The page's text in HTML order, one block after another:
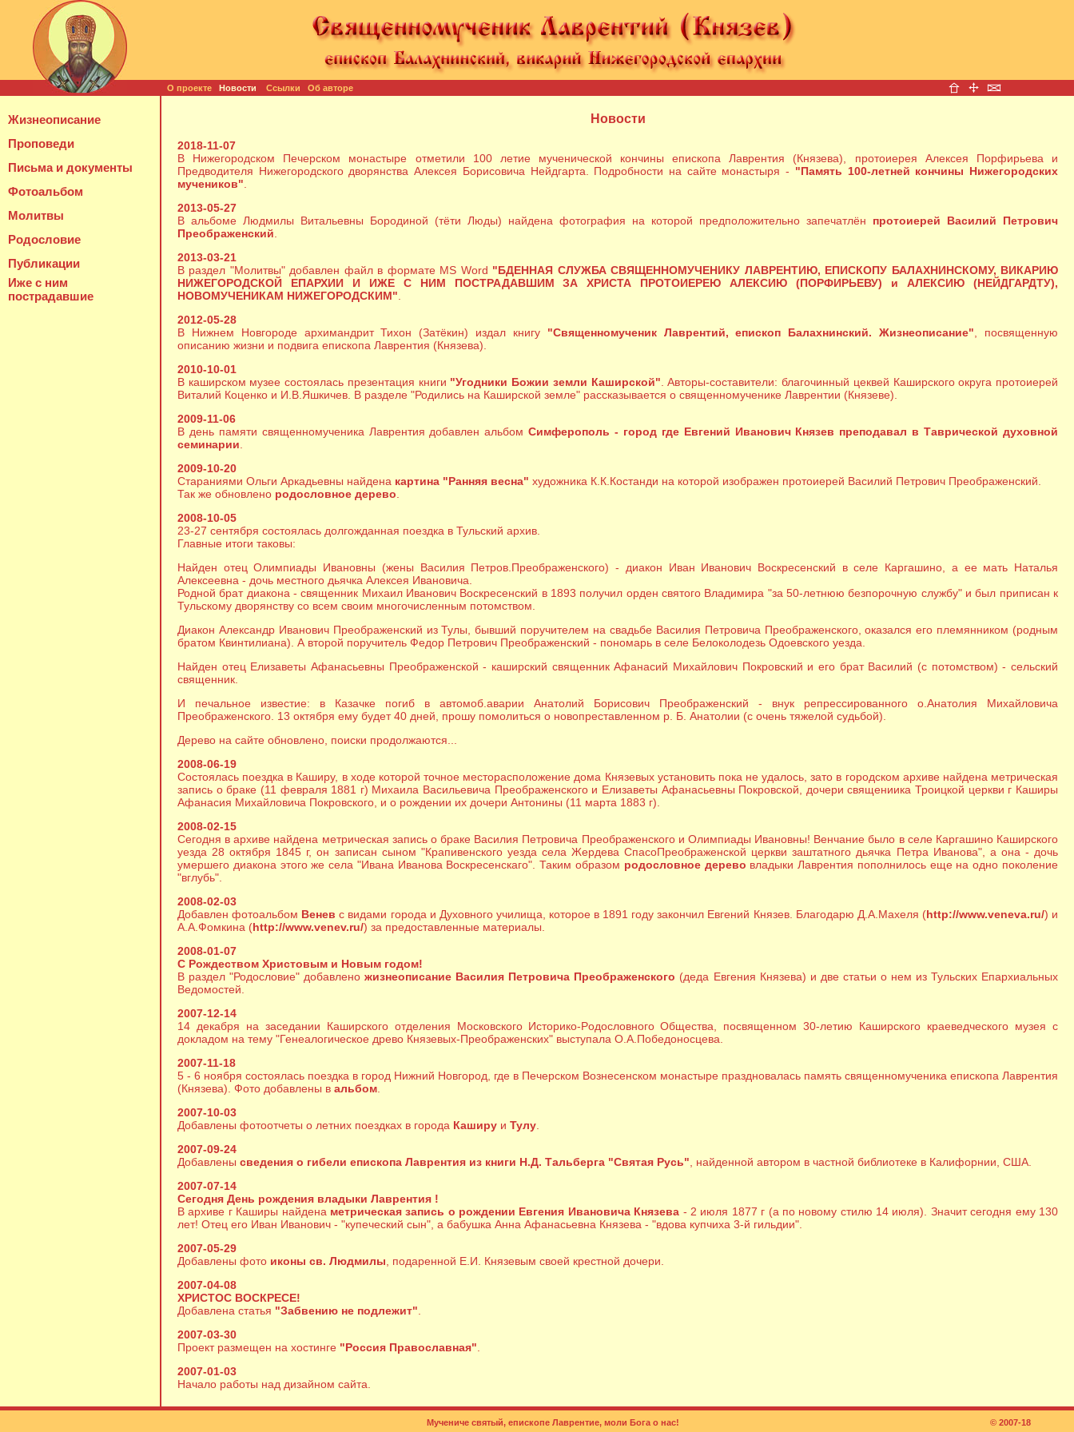
О проекте Новости Ссылки Об авторе
Жизнеописание
Проповеди
Письма и документы
Фотоальбом
Молитвы
Родословие
Публикации
Иже с ним
пострадавшие
Новости
2018-11-07
В Нижегородском Печерском монастыре отметили 100 летие мученической кончины епископа Лаврентия (Князева), протоиерея Алексея Порфирьева и
Предводителя Нижегородского дворянства Алексея Борисовича Нейдгарта. Подробности на сайте монастыря - "Память 100-летней кончины Нижегородских
мучеников"
2013-05-27
В альбоме Людмилы Витальевны Бородиной (тёти Люды) найдена фотография на которой предположительно запечатлён протоиерей Василий Петрович
Преображенский
2013-03-21
В раздел "Молитвы" добавлен файл в формате MS Word "БДЕННАЯ СЛУЖБА СВЯЩЕННОМУЧЕНИКУ ЛАВРЕНТИЮ, ЕПИСКОПУ БАЛАХНИНСКОМУ, ВИКАРИЮ
НИЖЕГОРОДСКОЙ ЕПАРХИИ И ИЖЕ С НИМ ПОСТРАДАВШИМ ЗА ХРИСТА ПРОТОИЕРЕЮ АЛЕКСИЮ (ПОРФИРЬЕВУ) и АЛЕКСИЮ (НЕЙДГАРДТУ),
НОВОМУЧЕНИКАМ НИЖЕГОРОДСКИМ"
2012-05-28
В Нижнем Новгороде архимандрит Тихон (Затёкин) издал книгу "Священномученик Лаврентий, епископ Балахнинский. Жизнеописание" , посвященную
описанию жизни и подвига епископа Лаврентия (Князева).
2010-10-01
В каширском музее состоялась презентация книги "Угодники Божии земли Каширской" . Авторы-составители: благочинный цеквей Каширского округа протоиерей
Виталий Коценко и И.В.Яшкичев. В разделе "Родились на Каширской земле" рассказывается о священномученике Лаврентии (Князеве).
2009-11-06
В день памяти священномученика Лаврентия добавлен альбомСимферополь - город где Евгений Иванович Князев преподавал в Таврической духовной
семинарии
2009-10-20
Стараниями Ольги Аркадьевны найдена картина "Ранняя весна" художника К.К.Костанди на которой изображен протоиерей Василий Петрович Преображенский.
Так же обновлено родословное дерево
2008-10-05
23-27 сентября состоялась долгожданная поездка в Тульский архив.
Главные итоги таковы:
Найден отец Олимпиады Ивановны (жены Василия Петров.Преображенского) - диакон Иван Иванович Воскресенский в селе Каргашино, а ее мать Наталья
Алексеевна - дочь местного дьячка Алексея Ивановича.
Родной брат диакона - священник Михаил Иванович Воскресенский в 1893 получил орден святого Владимира "за 50-летнюю безпорочную службу" и был приписан к
Тульскому дворянству со всем своим многочисленным потомством.
Диакон Александр Иванович Преображенский из Тулы, бывший поручителем на свадьбе Василия Петровича Преображенского, оказался его племянником (родным
братом Квинтилиана). А второй поручитель Федор Петрович Преображенский - пономарь в селе Белоколодезь Одоевского уезда.
Найден отец Елизаветы Афанасьевны Преображенской - каширский священник Афанасий Михайлович Покровский и его брат Василий (с потомством) - сельский
священник.
И печальное известие: в Казачке погиб в автомоб.аварии Анатолий Борисович Преображенский - внук репрессированного о.Анатолия Михайловича
Преображенского. 13 октября ему будет 40 дней, прошу помолиться о новопреставленном р. Б. Анатолии (с очень тяжелой судьбой).
Дерево на сайте обновлено, поиски продолжаются...
2008-06-19
Состоялась поездка в Каширу, в ходе которой точное месторасположение дома Князевых установить пока не удалось, зато в городском архиве найдена метрическая
запись о браке (11 февраля 1881 г) Михаила Васильевича Преображенского и Елизаветы Афанасьевны Покровской, дочери священиика Троицкой церкви г Каширы
Афанасия Михайловича Покровского, и о рождении их дочери Антонины (11 марта 1883 г).
2008-02-15
Сегодня в архиве найдена метрическая запись о браке Василия Петровича Преображенского и Олимпиады Ивановны! Венчание было в селе Каргашино Каширского
уезда 28 октября 1845 г, он записан сыном "Крапивенского уезда села Жердева СпасоПреображенской церкви заштатного дьячка Петра Иванова", а она - дочь
умершего диакона этого же села "Ивана Иванова Воскресенскаго". Таким образом родословное дерево владыки Лаврентия пополнилось еще на одно поколение
"вглубь".
2008-02-03
Добавлен фотоальбом Венев с видами города и Духовного училища, которое в 1891 году закончил Евгений Князев. Благодарю Д.А.Махеля (http://www.veneva.ru/) и
А.А.Фомкина (http://www.venev.ru/) за предоставленные материалы.
2008-01-07
С Рождеством Христовым и Новым годом!
В раздел "Родословие" добавленожизнеописание Василия Петровича Преображенского (деда Евгения Князева) и две статьи о нем из Тульских Епархиальных
Ведомостей.
2007-12-14
14 декабря на заседании Каширского отделения Московского Историко-Родословного Общества, посвященном 30-летию Каширского краеведческого музея с
докладом на тему "Генеалогическое древо Князевых-Преображенских" выступала О.А.Победоносцева.
2007-11-18
5 - 6 ноября состоялась поездка в город Нижний Новгород, где в Печерском Вознесенском монастыре праздновалась память священномученика епископа Лаврентия
(Князева). Фото добавлены в альбом
2007-10-03
Добавлены фотоотчеты о летних поездках в города Каширу и Тулу
2007-09-24
Добавлены сведения о гибели епископа Лаврентия из книги Н.Д. Тальберга "Святая Русь" , найденной автором в частной библиотеке в Калифорнии, США.
2007-07-14
Сегодня День рождения владыки Лаврентия !
В архиве г Каширы найдена метрическая запись о рождении Евгения Ивановича Князева - 2 июля 1877 г (а по новому стилю 14 июля). Значит сегодня ему 130
лет! Отец его Иван Иванович - "купеческий сын", а бабушка Анна Афанасьевна Князева - "вдова купчиха 3-й гильдии".
2007-05-29
Добавлены фото иконы св. Людмилы , подаренной Е.И. Князевым своей крестной дочери.
2007-04-08
ХРИСТОС ВОСКРЕСЕ!
Добавлена статья "Забвению не подлежит"
2007-03-30
Проект размещен на хостинге "Россия Православная"
2007-01-03
Начало работы над дизайном сайта.
Мучениче святый, епископе Лаврентие, моли Бога о нас! © 2007-18